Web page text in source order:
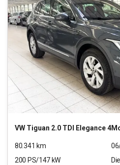
VW Tiguan 2.0 TDI Elegance 4Motion
80.341 km
200 PS/147 kW